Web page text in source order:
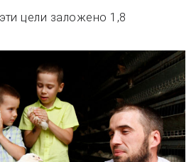
цели заложено 1,8